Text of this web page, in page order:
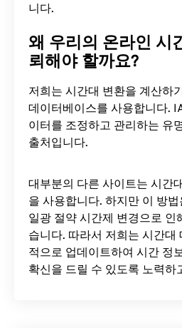
니다.
왜 우리의 온라인 시
뢰해야 할까요?
저희는 시간대 변환을 계산하
데이터베이스를 사용합니다.
이터를 조정하고 관리하는 유
출처입니다.
대부분의 다른 사이트는 시간
을 사용합니다. 하지만 이 방
일광 절약 시간제 변경으로 인
습니다. 따라서 저희는 시간대
적으로 업데이트하여 시간 정
확신을 드릴 수 있도록 노력하